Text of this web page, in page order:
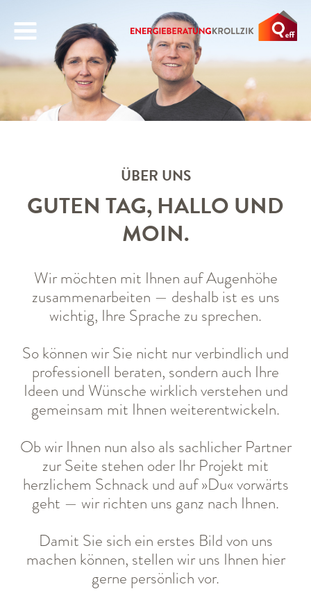
PROFIL
ZERTIFIZIERUNGEN
LEISTUNGEN
NICHTWOHNGEBÄUDE
REFERENZEN
NICHTWOHNGEBÄUDE
NEWS
ÜBER UNS
GUTEN TAG, HALLO UND
MOIN.
Wir möchten mit Ihnen auf Augenhöhe
zusammenarbeiten — deshalb ist es uns
wichtig, Ihre Sprache zu sprechen.
So können wir Sie nicht nur verbindlich und
professionell beraten, sondern auch Ihre
Ideen und Wünsche wirklich verstehen und
gemeinsam mit Ihnen weiterentwickeln.
Ob wir Ihnen nun also als sachlicher Partner
zur Seite stehen oder Ihr Projekt mit
herzlichem Schnack und auf »Du« vorwärts
geht — wir richten uns ganz nach Ihnen.
Damit Sie sich ein erstes Bild von uns
machen können, stellen wir uns Ihnen hier
gerne persönlich vor.